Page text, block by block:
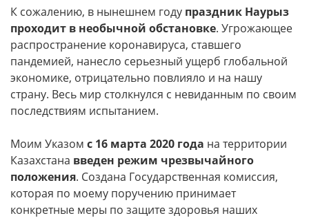
К сожалению, в нынешнем году праздник Наурыз
проходит в необычной обстановке. Угрожающее
распространение коронавируса, ставшего
пандемией, нанесло серьезный ущерб глобальной
экономике, отрицательно повлияло и на нашу
страну. Весь мир столкнулся с невиданным по своим
последствиям испытанием.
Моим Указом с 16 марта 2020 года на территории
Казахстана введен режим чрезвычайного
положения. Создана Государственная комиссия,
которая по моему поручению принимает
конкретные меры по защите здоровья наших